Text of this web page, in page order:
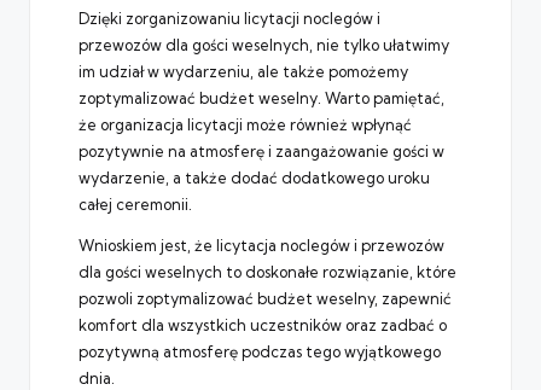
Dzięki zorganizowaniu licytacji noclegów i
przewozów dla gości weselnych, nie tylko ułatwimy
im udział w wydarzeniu, ale także pomożemy
zoptymalizować budżet weselny. Warto pamiętać,
że organizacja licytacji może również wpłynąć
pozytywnie na atmosferę i zaangażowanie gości w
wydarzenie, a także dodać dodatkowego uroku
całej ceremonii.
Wnioskiem jest, że licytacja noclegów i przewozów
dla gości weselnych to doskonałe rozwiązanie, które
pozwoli zoptymalizować budżet weselny, zapewnić
komfort dla wszystkich uczestników oraz zadbać o
pozytywną atmosferę podczas tego wyjątkowego
dnia.